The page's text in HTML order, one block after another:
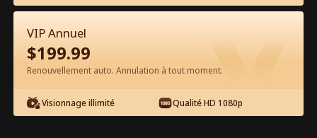
d'un Cow-boy Film complet
0-49 50-86 Tous les épisodes
VIP Annuel
$199.99
Renouvellement auto. Annulation à tout moment.
Visionnage illimité Qualité HD 1080p